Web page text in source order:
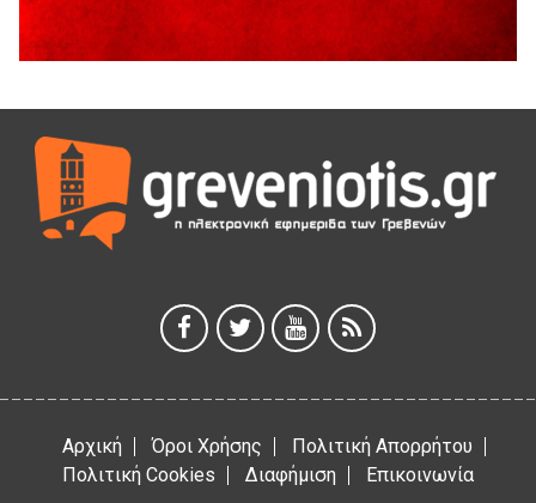
Διακοπή υδροδότησης του Α΄ κλάδου ύδρευσης
5 Αυγούστου 2026
Θερινό Σινεμά στο πλαίσιο του «Πολιτιστικού
Καλοκαιριού 2026» με την βραβευμένη ταινία «Μικρές
Ανάσες».
5 Αυγούστου 2026
5 Αυγούστου 2026
Αρχική Όροι Χρήσης
Πολιτική Απορρήτου
Πολιτική Cookies
Διαφήμιση Επικοινωνία